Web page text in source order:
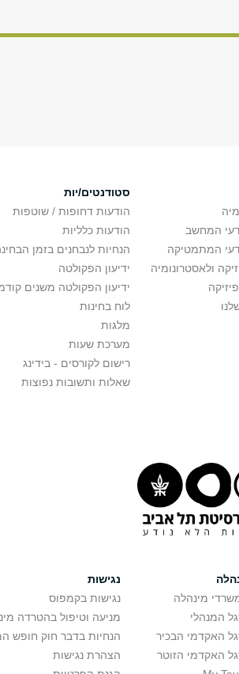
המחשב
המתמטיקה
ולאסטרונומיה
סטודנטים/יות
הודעות דחופות / שוטפות
הודעות כלליות
הנחיות לנבחנים בזמן
ידיעון הפקולטה
ידיעון הפקולטה משנים
לוח בחינות
מלגות
מערכת שעות
רישום לקורסים - בידינג
שאלות ותשובות נפוצות
מינהלה
המנהלי
האקדמי הבכיר
האקדמי הזוטר
נגישות
נגישות בקמפוס
מניעה וטיפול בהטרדה
הנחיות בדבר חוק חופש
הצהרת נגישות